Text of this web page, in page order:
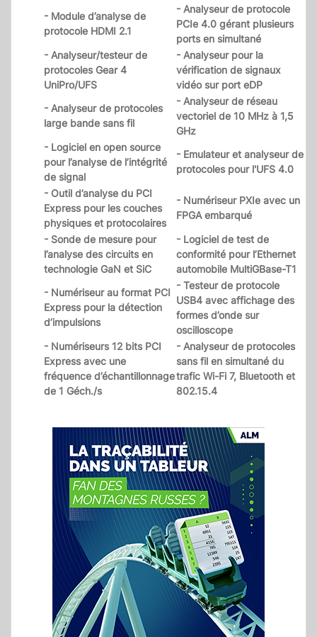
- Module d’analyse de
protocole HDMI 2.1
- Analyseur de protocole
PCIe 4.0 gérant plusieurs
ports en simultané
- Analyseur/testeur de
protocoles Gear 4
UniPro/UFS
- Analyseur pour la
vérification de signaux
vidéo sur port eDP
- Analyseur de protocoles
large bande sans fil
- Analyseur de réseau
vectoriel de 10 MHz à 1,5
GHz
- Logiciel en open source
pour l’analyse de l’intégrité
de signal
- Emulateur et analyseur de
protocoles pour l'UFS 4.0
- Outil d’analyse du PCI
Express pour les couches
physiques et protocolaires
- Numériseur PXIe avec un
FPGA embarqué
- Sonde de mesure pour
l’analyse des circuits en
technologie GaN et SiC
- Logiciel de test de
conformité pour l’Ethernet
automobile MultiGBase-T1
- Numériseur au format PCI
Express pour la détection
d’impulsions
- Testeur de protocole
USB4 avec affichage des
formes d’onde sur
oscilloscope
- Numériseurs 12 bits PCI
Express avec une
fréquence d’échantillonnage
de 1 Géch./s
- Analyseur de protocoles
sans fil en simultané du
trafic Wi-Fi 7, Bluetooth et
802.15.4